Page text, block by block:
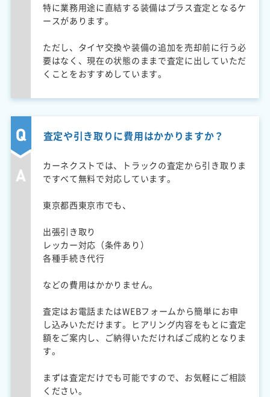
特に業務用途に直結する装備はプラス査定となるケ
ースがあります。
ただし、タイヤ交換や装備の追加を売却前に行う必
要はなく、現在の状態のままで査定に出していただ
くことをおすすめしています。
査定や引き取りに費用はかかりますか？
カーネクストでは、トラックの査定から引き取りま
ですべて無料で対応しています。
東京都西東京市でも、
出張引き取り
レッカー対応（条件あり）
各種手続き代行
などの費用はかかりません。
査定はお電話またはWEBフォームから簡単にお申
し込みいただけます。ヒアリング内容をもとに査定
額をご案内し、ご納得いただければご成約となりま
す。
まずは査定だけでも可能ですので、お気軽にご相談
ください。